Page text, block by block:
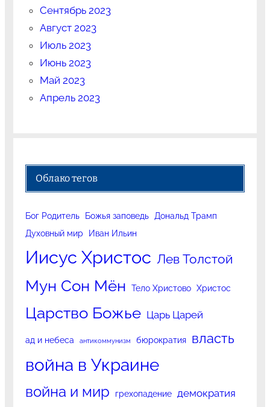
Сентябрь 2023
Август 2023
Июль 2023
Июнь 2023
Май 2023
Апрель 2023
Облако тегов
Бог Родитель Божья заповедь Дональд Трамп
Духовный мир
Иван Ильин
Иисус Христос Лев Толстой
Мун Сон Мён Тело Христово Христос
Царство Божье Царь Царей
ад и небеса антикоммунизм бюрократия власть
война в Украине
война и мир грехопадение демократия